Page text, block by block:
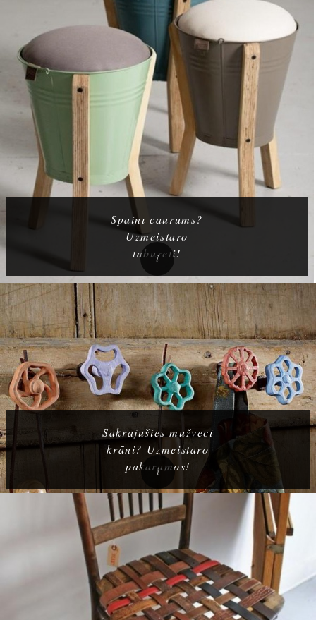
Spainī caurums?
Uzmeistaro
tabureti!
Sakrājušies mūžveci
krāni? Uzmeistaro
pakaramos!